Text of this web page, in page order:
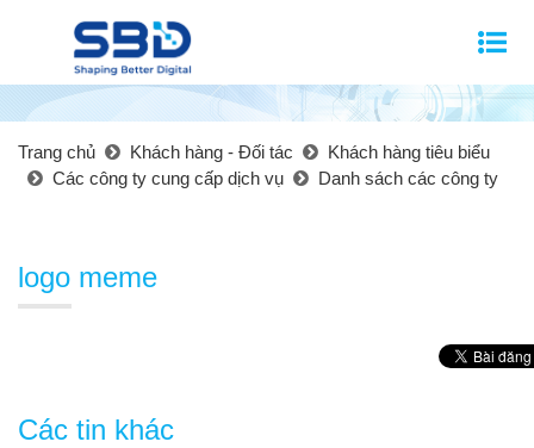
Trang chủ Khách hàng - Đối tác
Khách hàng tiêu biểu
Các công ty cung cấp dịch vụ
Danh sách các công ty
logo meme
Các tin khác